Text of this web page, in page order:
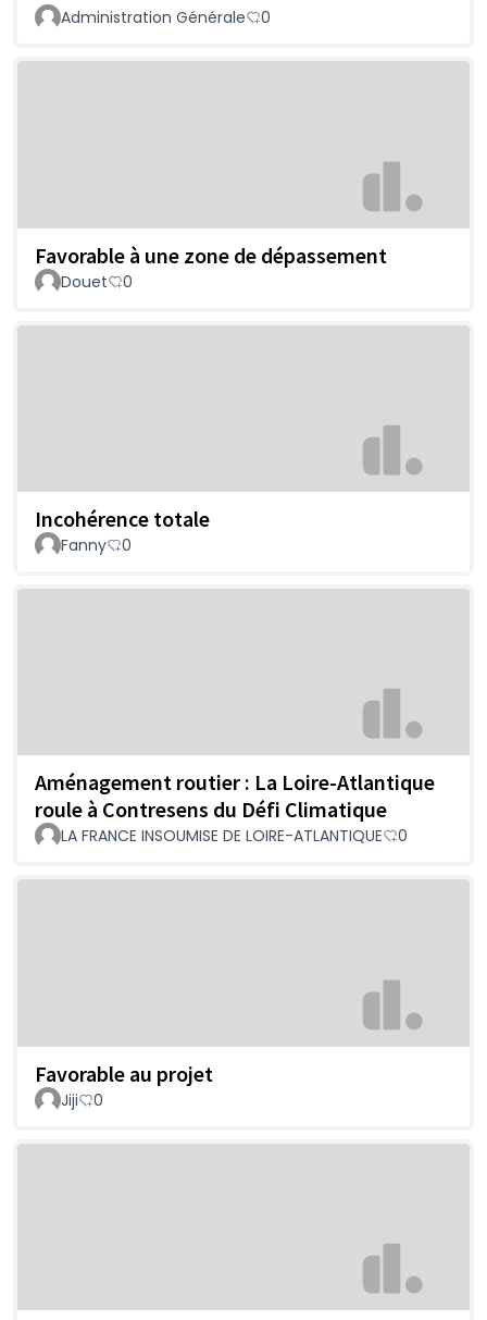
Administration Générale 0
Favorable à une zone de dépassement
Douet 0
Incohérence totale
Fanny 0
Aménagement routier : La Loire-Atlantique
roule à Contresens du Défi Climatique
LA FRANCE INSOUMISE DE LOIRE-ATLANTIQUE 0
Favorable au projet
Jiji 0